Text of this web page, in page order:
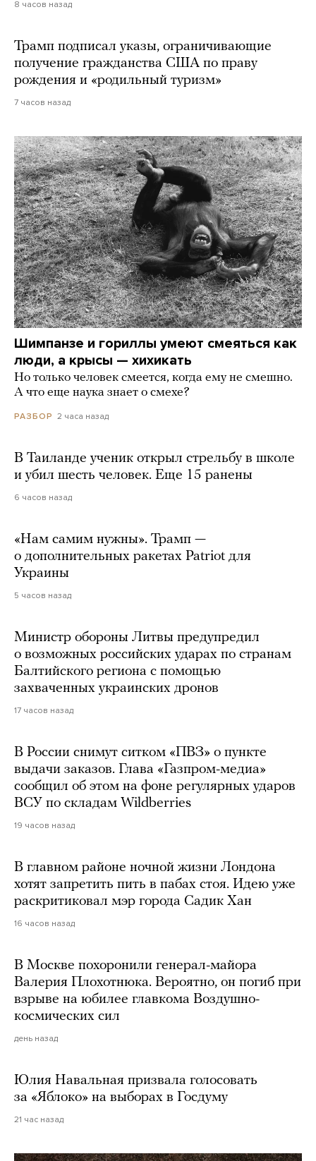
8 часов назад
Трамп подписал указы, ограничивающие
получение гражданства США по праву
рождения и «родильный туризм»
7 часов назад
Шимпанзе и гориллы умеют смеяться как
люди, а крысы — хихикать
Но только человек смеется, когда ему не смешно.
А что еще наука знает о смехе?
РАЗБОР 2 часа назад
В Таиланде ученик открыл стрельбу в школе
и убил шесть человек. Еще 15 ранены
6 часов назад
«Нам самим нужны». Трамп —
о дополнительных ракетах Patriot для
Украины
5 часов назад
Министр обороны Литвы предупредил
о возможных российских ударах по странам
Балтийского региона с помощью
захваченных украинских дронов
17 часов назад
В России снимут ситком «ПВЗ» о пункте
выдачи заказов. Глава «Газпром-медиа»
сообщил об этом на фоне регулярных ударов
ВСУ по складам Wildberries
19 часов назад
В главном районе ночной жизни Лондона
хотят запретить пить в пабах стоя. Идею уже
раскритиковал мэр города Садик Хан
16 часов назад
В Москве похоронили генерал-майора
Валерия Плохотнюка. Вероятно, он погиб при
взрыве на юбилее главкома Воздушно-
космических сил
день назад
Юлия Навальная призвала голосовать
за «Яблоко» на выборах в Госдуму
21 час назад